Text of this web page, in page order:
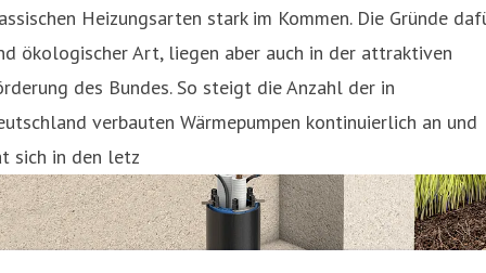
Heizungsarten stark im Kommen. Die Gründe
ökologischer Art, liegen aber auch in der attraktiven
des Bundes. So steigt die Anzahl der in
verbauten Wärmepumpen kontinuierlich an und
sich in den letz